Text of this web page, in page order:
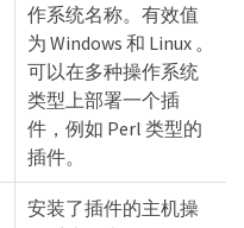
作系统名称。有效值
为 Windows 和 Linux 。
可以在多种操作系统
类型上部署一个插
件，例如 Perl 类型的
插件。
安装了插件的主机操